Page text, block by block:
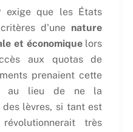
exige que les États
d'une nature
et économiquelors
aux quotas de
prenaient cette
au lieu de ne la
lèvres, si tant est
très